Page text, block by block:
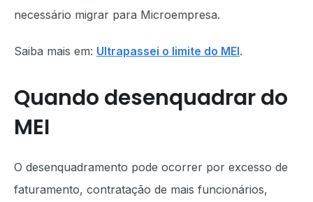
necessário migrar para Microempresa.
Saiba mais em: Ultrapassei o limite do MEI.
Quando desenquadrar do
MEI
O desenquadramento pode ocorrer por excesso de
faturamento, contratação de mais funcionários,